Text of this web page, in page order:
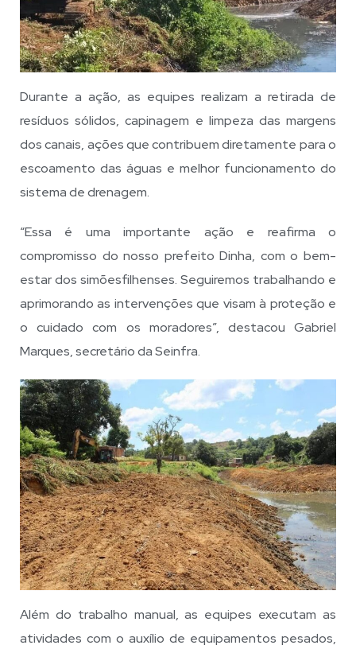
Durante a ação, as equipes realizam a retirada de
resíduos sólidos, capinagem e limpeza das margens
dos canais, ações que contribuem diretamente para o
escoamento das águas e melhor funcionamento do
sistema de drenagem.
“Essa é uma importante ação e reafirma o
compromisso do nosso prefeito Dinha, com o bem-
estar dos simõesfilhenses. Seguiremos trabalhando e
aprimorando as intervenções que visam à proteção e
o cuidado com os moradores”, destacou Gabriel
Marques, secretário da Seinfra.
Além do trabalho manual, as equipes executam as
atividades com o auxílio de equipamentos pesados,